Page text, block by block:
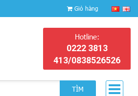
Giỏ hàng
Hotline:
0222 3813
413/0838526526
TÌM